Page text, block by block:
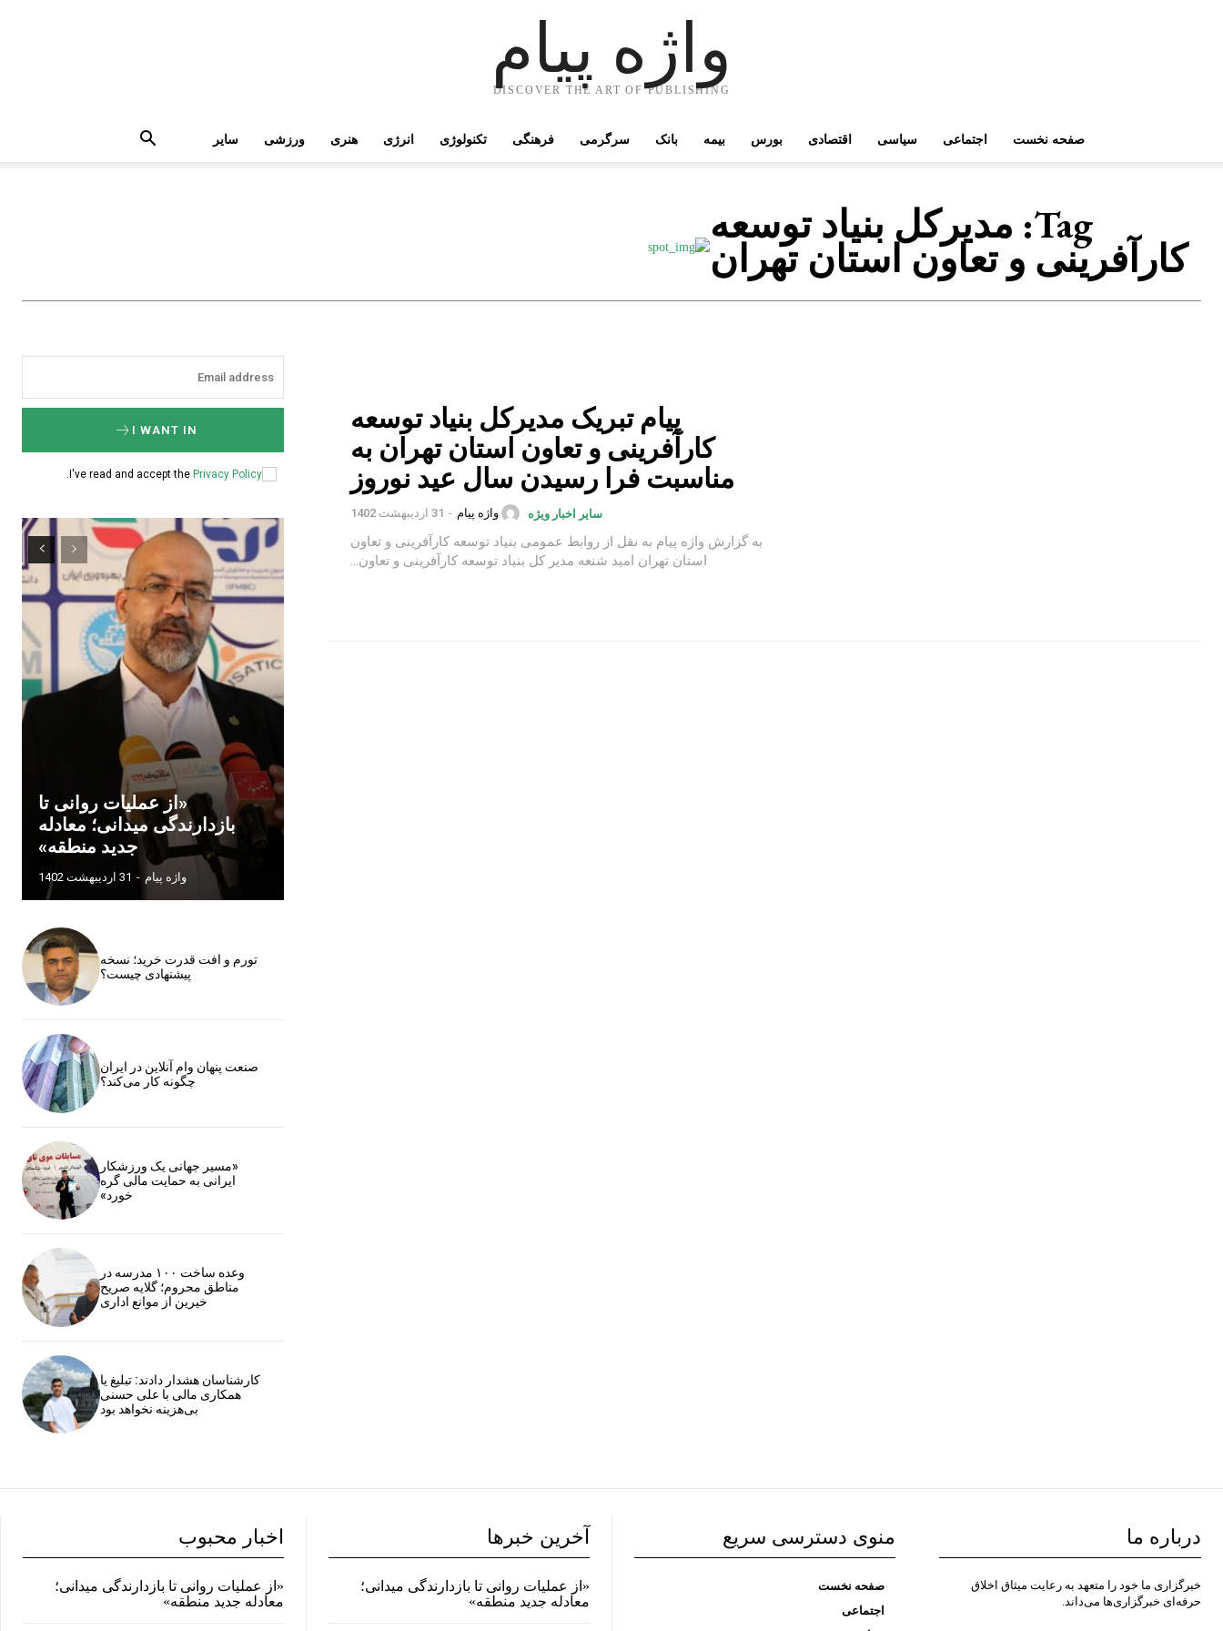
واژه پیام
DISCOVER THE ART OF PUBLISHING
صفحه نخست اجتماعی سیاسی اقتصادی بورس بیمه بانک سرگرمی فرهنگی تکنولوژی انرژی هنری ورزشی سایر
Tag: مدیرکل بنیاد توسعه
کارآفرینی و تعاون استان تهران
پیام تبریک مدیرکل بنیاد توسعه
کارآفرینی و تعاون استان تهران به
مناسبت فرا رسیدن سال عید نوروز
سایر اخبار ویژه واژه پیام - 31 اردیبهشت 1402
به گزارش واژه پیام به نقل از روابط عمومی بنیاد توسعه کارآفرینی و تعاون
استان تهران امید شنعه مدیر کل بنیاد توسعه کارآفرینی و تعاون...
I WANT IN
I've read and accept the Privacy Policy
«از عملیات روانی تا
بازدارندگی میدانی؛ معادله
جدید منطقه»
واژه پیام - 31 اردیبهشت 1402
تورم و افت قدرت خرید؛ نسخه
پیشنهادی چیست؟
صنعت پنهان وام آنلاین در ایران
چگونه کار می‌کند؟
«مسیر جهانی یک ورزشکار
ایرانی به حمایت مالی گره
خورد»
وعده ساخت ۱۰۰ مدرسه در
مناطق محروم؛ گلایه صریح
خیرین از موانع اداری
کارشناسان هشدار دادند: تبلیغ یا
همکاری مالی با علی حسنی
بی‌هزینه نخواهد بود
درباره ما
خبرگزاری ما خود را متعهد به رعایت میثاق اخلاق
حرفه‌ای خبرگزاری‌ها می‌داند.
منوی دسترسی سریع
صفحه نخست
اجتماعی
آخرین خبرها
«از عملیات روانی تا بازدارندگی میدانی؛
معادله جدید منطقه»
اخبار محبوب
«از عملیات روانی تا بازدارندگی میدانی؛
معادله جدید منطقه»